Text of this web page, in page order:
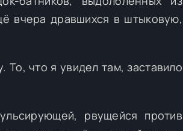
вчера дравшихся в штыковую,
что я увидел там, заставило
рвущейся против